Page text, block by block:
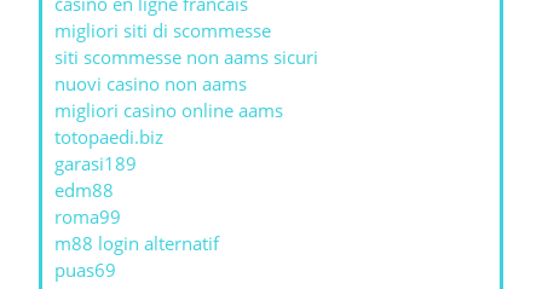
migliori siti di scommesse
siti scommesse non aams sicuri
nuovi casino non aams
migliori casino online aams
totopaedi.biz
garasi189
edm88
roma99
m88 login alternatif
puas69